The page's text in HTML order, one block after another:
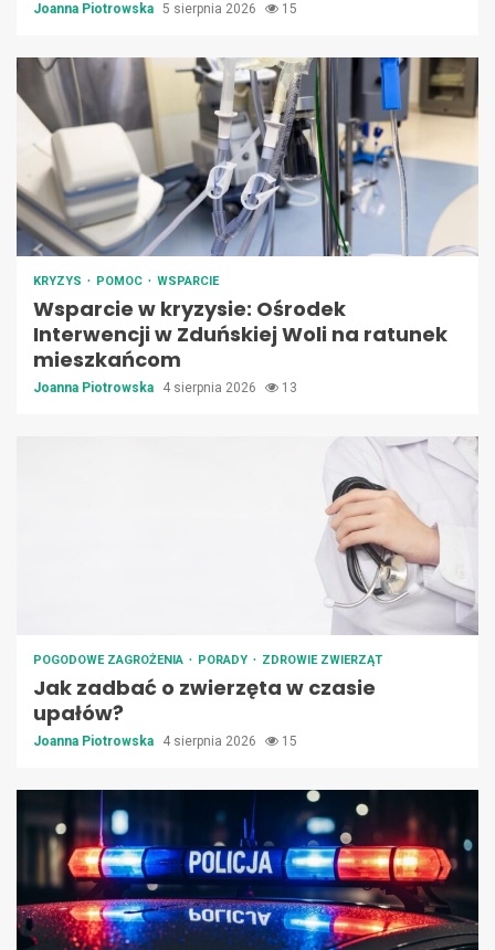
Joanna Piotrowska 5 sierpnia 2026 15
KRYZYS POMOC WSPARCIE
Wsparcie w kryzysie: Ośrodek
Interwencji w Zduńskiej Woli na ratunek
mieszkańcom
Joanna Piotrowska 4 sierpnia 2026 13
POGODOWE ZAGROŻENIA PORADY ZDROWIE ZWIERZĄT
Jak zadbać o zwierzęta w czasie
upałów?
Joanna Piotrowska 4 sierpnia 2026 15